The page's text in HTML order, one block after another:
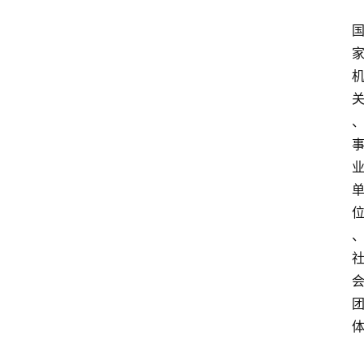
国
家
机
关
、
事
业
单
位
、
社
会
团
体